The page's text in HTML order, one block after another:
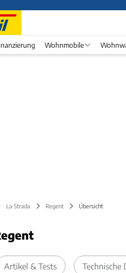
Wohnmobile
La Strada Regent Übersicht
Artikel & Tests Technische